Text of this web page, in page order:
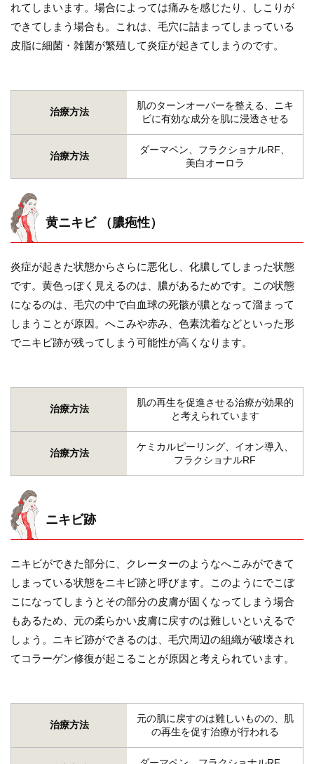
れてしまいます。場合によっては痛みを感じたり、しこりが
できてしまう場合も。これは、毛穴に詰まってしまっている
皮脂に細菌・雑菌が繁殖して炎症が起きてしまうのです。
治療方法
肌のターンオーバーを整える、ニキ
ビに有効な成分を肌に浸透させる
治療方法
ダーマペン、フラクショナルRF、
美白オーロラ
黄ニキビ （膿疱性）
炎症が起きた状態からさらに悪化し、化膿してしまった状態
です。黄色っぽく見えるのは、膿があるためです。この状態
になるのは、毛穴の中で白血球の死骸が膿となって溜まって
しまうことが原因。へこみや赤み、色素沈着などといった形
でニキビ跡が残ってしまう可能性が高くなります。
治療方法
肌の再生を促進させる治療が効果的
と考えられています
治療方法
ケミカルピーリング、イオン導入、
フラクショナルRF
ニキビ跡
ニキビができた部分に、クレーターのようなへこみができて
しまっている状態をニキビ跡と呼びます。このようにでこぼ
こになってしまうとその部分の皮膚が固くなってしまう場合
もあるため、元の柔らかい皮膚に戻すのは難しいといえるで
しょう。ニキビ跡ができるのは、毛穴周辺の組織が破壊され
てコラーゲン修復が起こることが原因と考えられています。
治療方法
元の肌に戻すのは難しいものの、肌
の再生を促す治療が行われる